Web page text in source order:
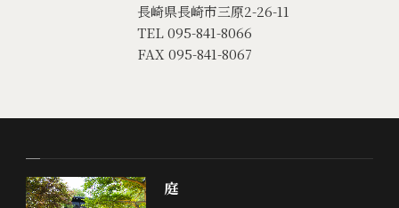
長崎県長崎市三原2-26-11
TEL 095-841-8066
FAX 095-841-8067
庭